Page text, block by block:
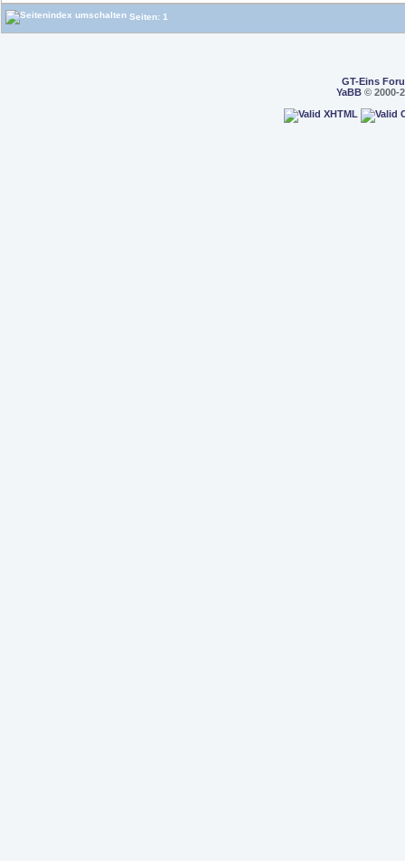
Seiten: 1
GT-Eins
YaBB© 2000-